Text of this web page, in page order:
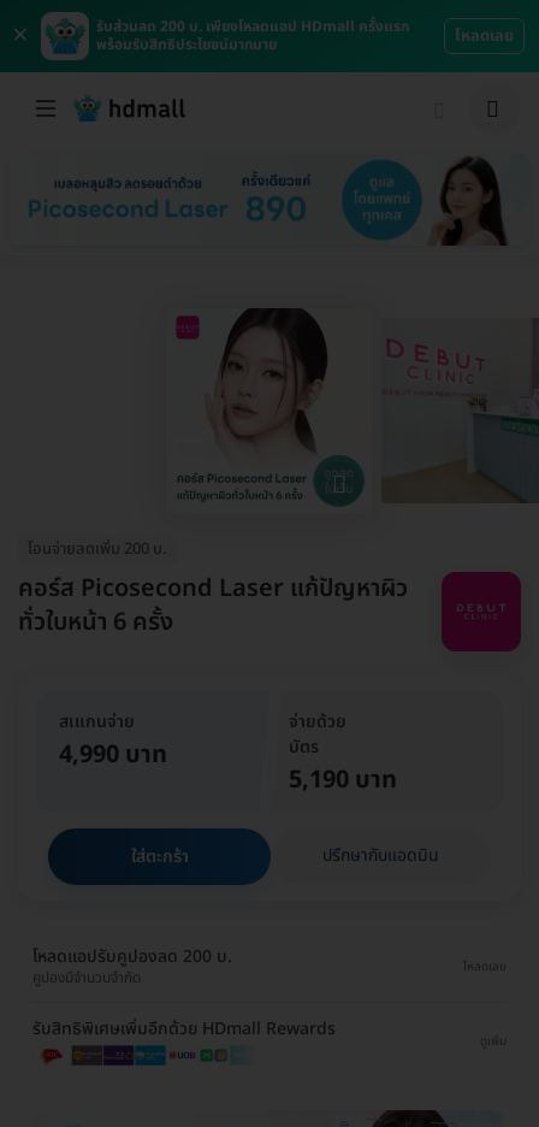
×
รับส่วนลด 200 บ. เพียงโหลดแอป HDmall ครั้งแรก
พร้อมรับสิทธิประโยชน์มากมาย
โหลดเลย
โอนจ่ายลดเพิ่ม 200 บ.
คอร์ส Picosecond Laser แก้ปัญหาผิว
ทั่วใบหน้า 6 ครั้ง
จ่ายด้วย
บัตร
5,190 บาท
สเแกนจ่าย
4,990 บาท
ใส่ตะกร้า ปรึกษากับแอดมิน
โหลดแอปรับคูปองลด 200 บ.
คูปองมีจำนวนจำกัด
โหลดเลย
รับสิทธิพิเศษเพิ่มอีกด้วย HDmall Rewards
ดูเพิ่ม